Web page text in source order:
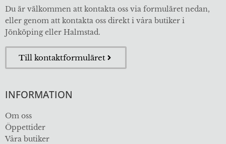
Du är välkommen att kontakta oss via formuläret nedan,
eller genom att kontakta oss direkt i våra butiker i
Jönköping eller Halmstad.
Till kontaktformuläret
INFORMATION
Om oss
Öppettider
Våra butiker